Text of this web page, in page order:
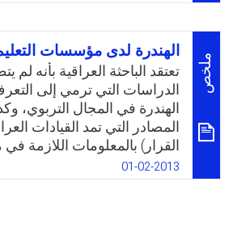
أطلق الكاتبان الأمريكيان
شامبي الهندرة كعنوان
المنظمات) ومنذ ذلك الحين
حقيقية في عالم الإدارة
أفكار غير تقليدية ودعوة
وبشكل جذري في كافة
والاستراتيجيات التي قامت
المنظمات والشركات العاملة
WhatsApp
Facebook
Twitter
ملخص
الهندرة لدى مؤسسات
تعتقد الباحثة العراقية بأنه لم
الدراسات التي ترمي إلى
الهندرة في المجال التربوي،
المصادر التي تمد القيادات
القرار) بالمعلومات اللازمة
مثل هذه النواقص ولدت لدى
الاهتمام بهذا الأمر في الدراسة
01-02-2013